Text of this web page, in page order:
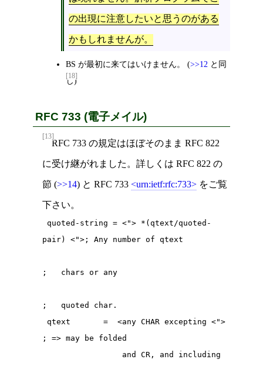
の出現に注意したいと思うのがある
かもしれませんが。
[18]
BS が最初に来てはいけません。 (>>12 と同
じ)
RFC 733 (電子メイル)
[13]
RFC 733 の規定はほぼそのまま RFC 822
に受け継がれました。詳しくは RFC 822 の
節 (>>14) と RFC 733 urn:ietf:rfc:733 をご覧
下さい。
quoted-string = <"> *(qtext/quoted-
pair) <">; Any number of qtext
;   chars or any
;   quoted char.
qtext       =  <any CHAR excepting <">
; => may be folded
                 and CR, and including